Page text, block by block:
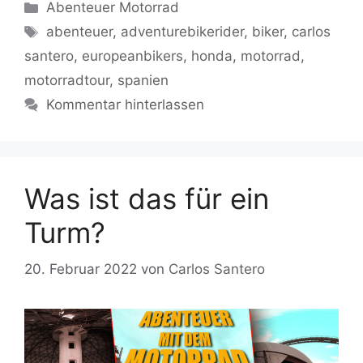
e
b
o
o
er l
s
A
p
p
g
er
y
Li
gr
a
n
Kategorien
Abenteuer Motorrad
Schlagwörter
abenteuer, adventurebikerider, biker, carlos
santero, europeanbikers, honda, motorrad,
motorradtour, spanien
Kommentar hinterlassen
Was ist das für ein
Turm?
20. Februar 2022 von Carlos Santero